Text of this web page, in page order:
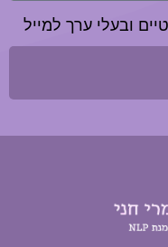
ובעלי ערך למייל